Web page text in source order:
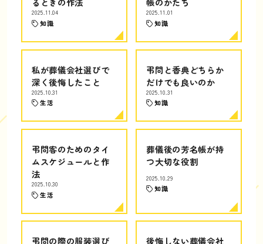
2025.11.04
知識
2025.11.01
知識
私が葬儀会社選びで
深く後悔したこと
2025.10.31
生活
弔問と香典どちらか
だけでも良いのか
2025.10.31
知識
弔問客のためのタイ
ムスケジュールと作
法
2025.10.30
生活
葬儀後の芳名帳が持
つ大切な役割
2025.10.29
知識
弔問の際の服装選び
後悔しない葬儀会社